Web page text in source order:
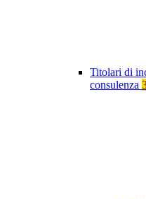
Titolari di
consulenza